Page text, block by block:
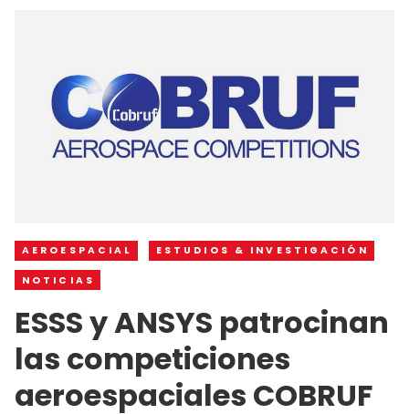
AEROESPACIAL ESTUDIOS & INVESTIGACIÓN
NOTICIAS
ESSS y ANSYS patrocinan
las competiciones
aeroespaciales COBRUF